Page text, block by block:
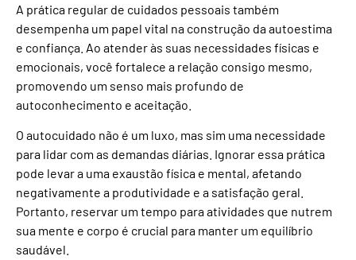
A prática regular de cuidados pessoais também
desempenha um papel vital na construção da autoestima
e confiança. Ao atender às suas necessidades físicas e
emocionais, você fortalece a relação consigo mesmo,
promovendo um senso mais profundo de
autoconhecimento e aceitação.
O autocuidado não é um luxo, mas sim uma necessidade
para lidar com as demandas diárias. Ignorar essa prática
pode levar a uma exaustão física e mental, afetando
negativamente a produtividade e a satisfação geral.
Portanto, reservar um tempo para atividades que nutrem
sua mente e corpo é crucial para manter um equilíbrio
saudável.